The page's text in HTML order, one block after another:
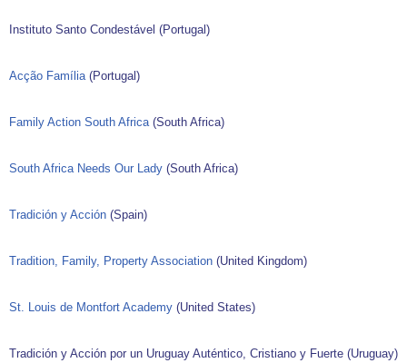
Instituto Santo Condestável (Portugal)
Acção Família(Portugal)
Family Action South Africa(South Africa)
South Africa Needs Our Lady (South Africa)
Tradición y Acción (Spain)
Tradition, Family, Property Association (United Kingdom)
St. Louis de Montfort Academy (United States)
Tradición y Acción por un Uruguay Auténtico, Cristiano y Fuerte (Uruguay)